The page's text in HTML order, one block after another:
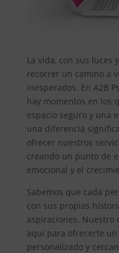
La vida, con sus luces
recorrer un camino a
inesperados. En A2B
hay momentos en los
espacio seguro y una
una diferencia
ofrecer nuestros
creando un punto de
emocional y el
Sabemos que cada
con sus propias
aspiraciones. Nuestro
aquí para ofrecerte
personalizado y